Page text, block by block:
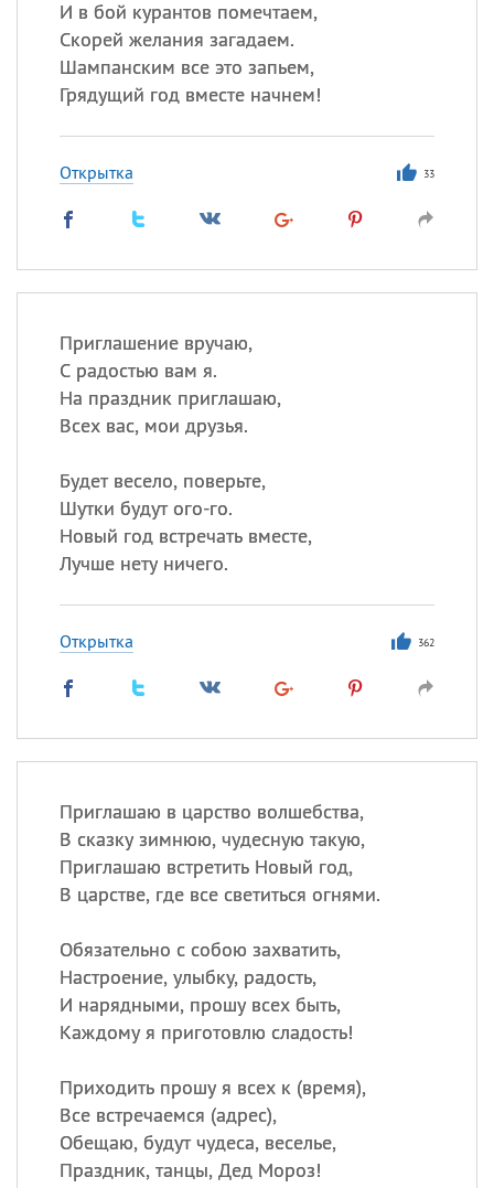
И в бой курантов помечтаем,
Скорей желания загадаем.
Шампанским все это запьем,
Грядущий год вместе начнем!
Открытка 33
Приглашение вручаю,
С радостью вам я.
На праздник приглашаю,
Всех вас, мои друзья.
Будет весело, поверьте,
Шутки будут ого-го.
Новый год встречать вместе,
Лучше нету ничего.
Открытка 362
Приглашаю в царство волшебства,
В сказку зимнюю, чудесную такую,
Приглашаю встретить Новый год,
В царстве, где все светиться огнями.
Обязательно с собою захватить,
Настроение, улыбку, радость,
И нарядными, прошу всех быть,
Каждому я приготовлю сладость!
Приходить прошу я всех к (время),
Все встречаемся (адрес),
Обещаю, будут чудеса, веселье,
Праздник, танцы, Дед Мороз!